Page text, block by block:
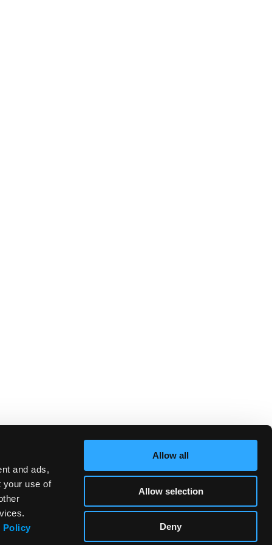
and ads,
your use of
Policy
Allow all
Allow selection
Deny